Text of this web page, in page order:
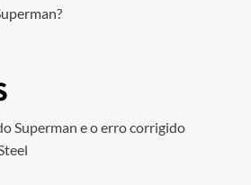
Superman e o erro corrigido